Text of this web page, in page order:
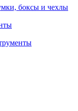
боксы и чехлы